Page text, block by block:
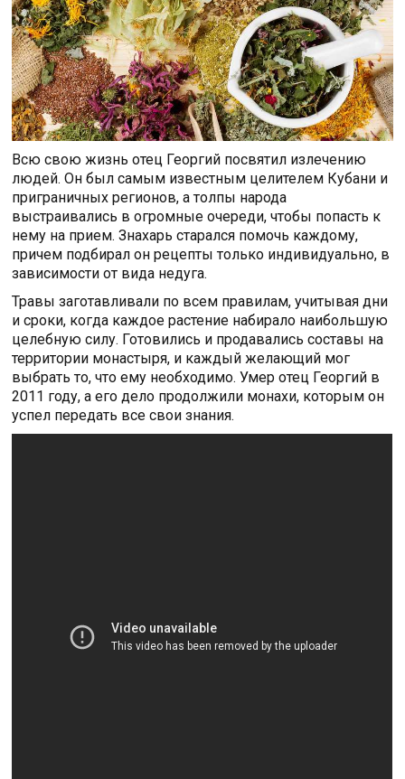
Всю свою жизнь отец Георгий посвятил излечению
людей. Он был самым известным целителем Кубани и
приграничных регионов, а толпы народа
выстраивались в огромные очереди, чтобы попасть к
нему на прием. Знахарь старался помочь каждому,
причем подбирал он рецепты только индивидуально, в
зависимости от вида недуга.
Травы заготавливали по всем правилам, учитывая дни
и сроки, когда каждое растение набирало наибольшую
целебную силу. Готовились и продавались составы на
территории монастыря, и каждый желающий мог
выбрать то, что ему необходимо. Умер отец Георгий в
2011 году, а его дело продолжили монахи, которым он
успел передать все свои знания.